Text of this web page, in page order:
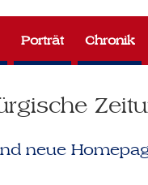
Porträt Chronik
neue